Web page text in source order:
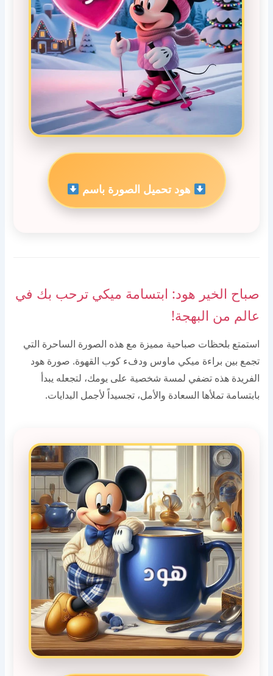
هود تحميل الصورة باسم
صباح الخير هود: ابتسامة ميكي ترحب بك في
عالم من البهجة!
استمتع بلحظات صباحية مميزة مع هذه الصورة الساحرة التي
تجمع بين براءة ميكي ماوس ودفء كوب القهوة. صورة هود
الفريدة هذه تضفي لمسة شخصية على يومك، لتجعله يبدأ
بابتسامة تملأها السعادة والأمل، تجسيداً لأجمل البدايات.